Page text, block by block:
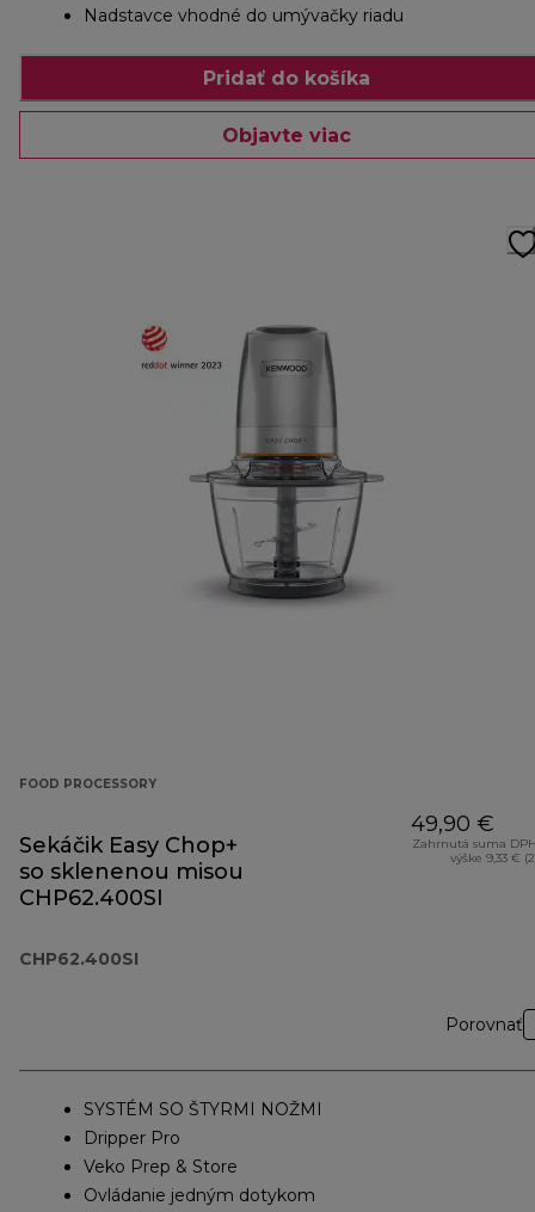
Nadstavce vhodné do umývačky riadu
Pridať do košíka
Objavte viac
FOOD PROCESSORY
Sekáčik Easy Chop+
so sklenenou misou
CHP62.400SI
CHP62.400SI
49,90 €
Zahrnutá suma
výške 9,33 €
Porovnať
SYSTÉM SO ŠTYRMI NOŽMI
Dripper Pro
Veko Prep & Store
Ovládanie jedným dotykom